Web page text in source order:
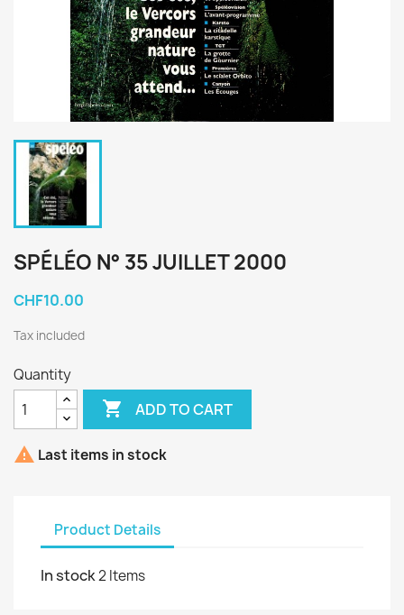
SPÉLÉO N° 35 JUILLET 2000
CHF10.00
Tax included
Quantity
 ADD TO CART
 Last items in stock
Product Details
In stock2 Items